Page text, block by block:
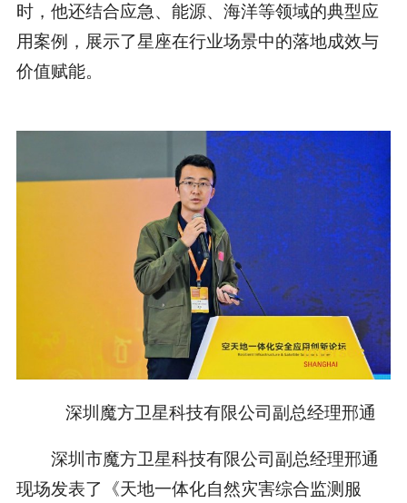
时，他还结合应急、能源、海洋等领域的典型应
用案例，展示了星座在行业场景中的落地成效与
价值赋能。
深圳魔方卫星科技有限公司副总经理邢通
深圳市魔方卫星科技有限公司副总经理邢通
现场发表了《天地一体化自然灾害综合监测服